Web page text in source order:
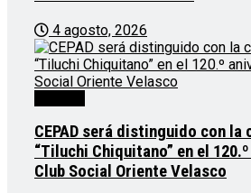
4 agosto, 2026
CEPAD será distinguido con la
“Tiluchi Chiquitano” en el
Club Social Oriente Velasco